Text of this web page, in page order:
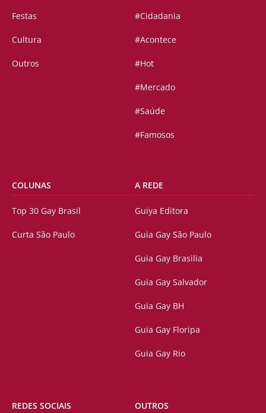
Festas
Cultura
Outros
#Cidadania
#Acontece
#Hot
#Mercado
#Saúde
#Famosos
COLUNAS
Top 30 Gay Brasil
Curta São Paulo
A REDE
Guiya Editora
Guia Gay São Paulo
Guia Gay Brasilia
Guia Gay Salvador
Guia Gay BH
Guia Gay Floripa
Guia Gay Rio
REDES SOCIAIS OUTROS